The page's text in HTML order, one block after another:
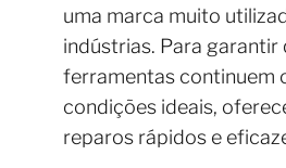
uma marca muito
indústrias. Para garantir
ferramentas continuem
condições ideais,
reparos rápidos e